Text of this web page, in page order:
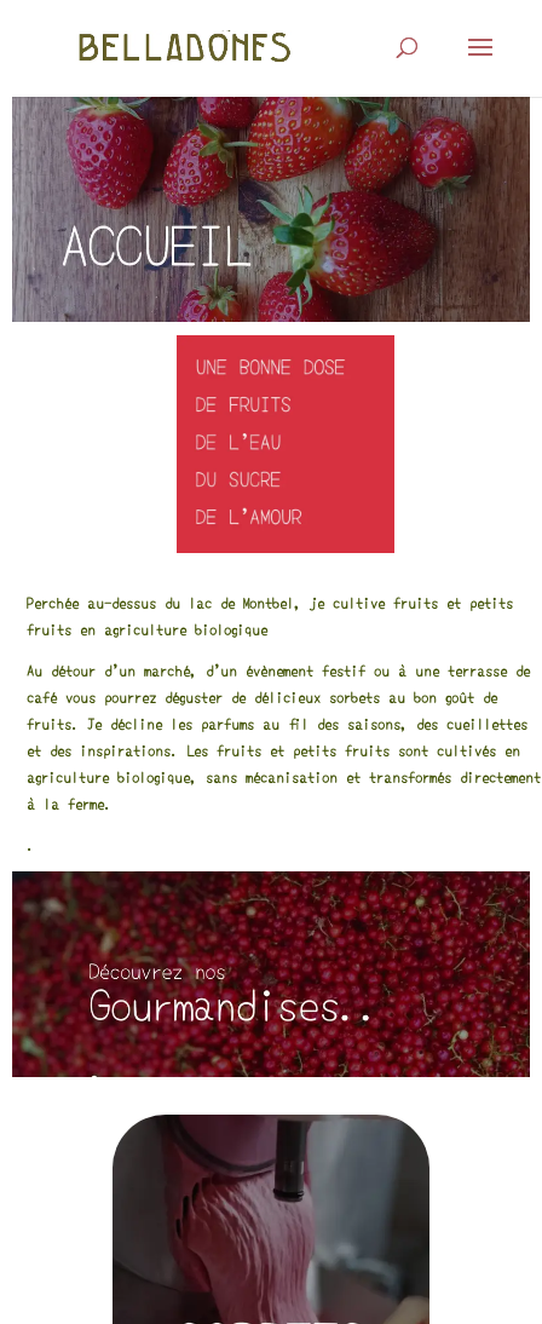
Perchée au-dessus du lac de Montbel, je cultive fruits et petits
fruits en agriculture biologique
Au détour d’un marché, d’un évènement festif ou à une terrasse de
café vous pourrez déguster de délicieux sorbets au bon goût de
fruits. Je décline les parfums au fil des saisons, des cueillettes
et des inspirations. Les fruits et petits fruits sont cultivés en
agriculture biologique, sans mécanisation et transformés directement
à la ferme.
.